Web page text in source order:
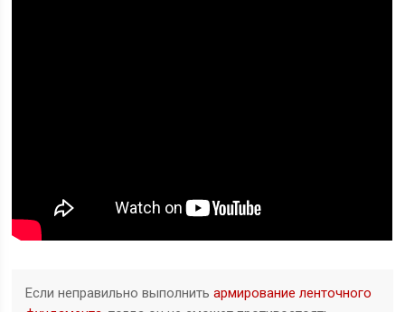
Если неправильно выполнитьармирование ленточного